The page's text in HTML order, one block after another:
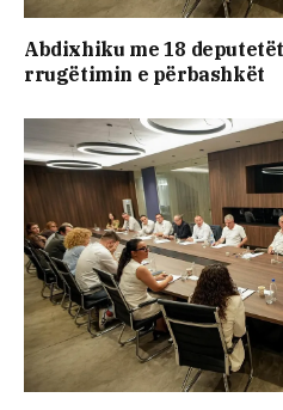
Abdixhiku me 18
rrugëtimin e përbashkët